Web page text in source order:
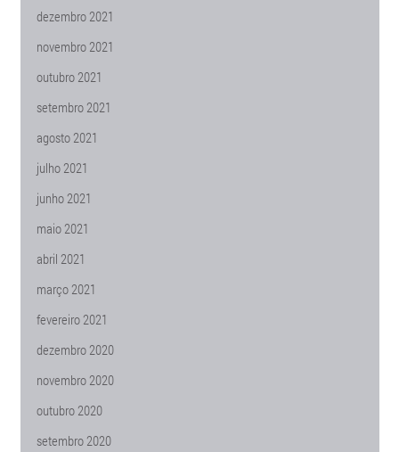
dezembro 2021
novembro 2021
outubro 2021
setembro 2021
agosto 2021
julho 2021
junho 2021
maio 2021
abril 2021
março 2021
fevereiro 2021
dezembro 2020
novembro 2020
outubro 2020
setembro 2020